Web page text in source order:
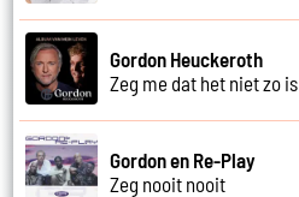
Gordon Heuckeroth
Zeg me dat het niet zo is
Gordon en Re-Play
Zeg nooit nooit